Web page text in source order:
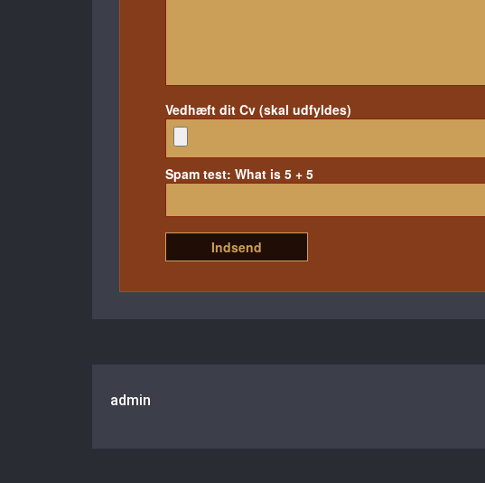
Vedhæft dit Cv (skal udfyldes)
Spam test: What is 5 + 5
admin